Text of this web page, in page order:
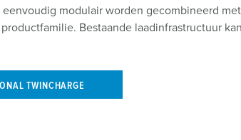
modulair worden gecombineerd met
Bestaande laadinfrastructuur
TWINCHARGE